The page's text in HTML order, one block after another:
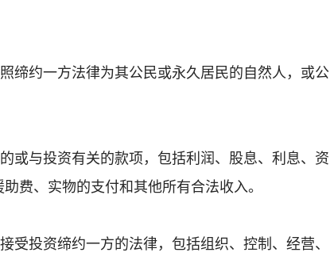
照缔约一方法律为其公民或永久居民的自然人，或公
的或与投资有关的款项，包括利润、股息、利息、资
费、实物的支付和其他所有合法收入。
受投资缔约一方的法律，包括组织、控制、经营、